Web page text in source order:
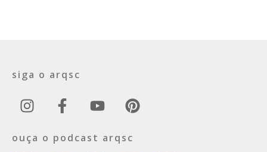
siga o arqsc
ouça o podcast arqsc